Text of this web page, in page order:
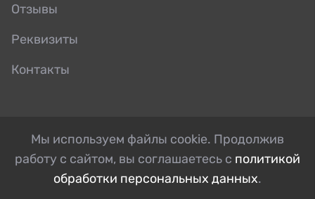
Отзывы
Реквизиты
Контакты
Мы используем файлы cookie. Продолжив
работу с сайтом, вы соглашаетесь с политикой
обработки персональных данных.